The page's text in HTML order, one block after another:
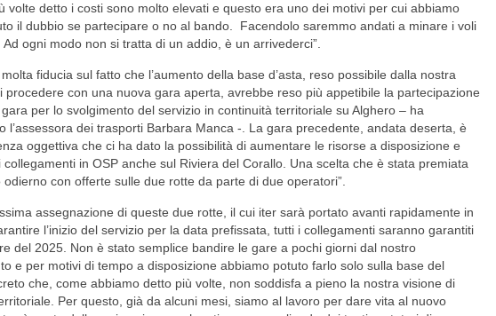
volte detto i costi sono molto elevati e questo era uno dei motivi per cui abbiamo
il dubbio se partecipare o no al bando. Facendolo saremmo andati a minare i voli
Ad ogni modo non si tratta di un addio, è un arrivederci”.
fiducia sul fatto che l’aumento della base d’asta, reso possibile dalla nostra
procedere con una nuova gara aperta, avrebbe reso più appetibile la partecipazione
per lo svolgimento del servizio in continuità territoriale su Alghero – ha
l’assessora dei trasporti Barbara Manca -. La gara precedente, andata deserta, è
oggettiva che ci ha dato la possibilità di aumentare le risorse a disposizione e
collegamenti in OSP anche sul Riviera del Corallo. Una scelta che è stata premiata
odierno con offerte sulle due rotte da parte di due operatori”.
assegnazione di queste due rotte, il cui iter sarà portato avanti rapidamente in
l’inizio del servizio per la data prefissata, tutti i collegamenti saranno garantiti
del 2025. Non è stato semplice bandire le gare a pochi giorni dal nostro
e per motivi di tempo a disposizione abbiamo potuto farlo solo sulla base del
che, come abbiamo detto più volte, non soddisfa a pieno la nostra visione di
Per questo, già da alcuni mesi, siamo al lavoro per dare vita al nuovo